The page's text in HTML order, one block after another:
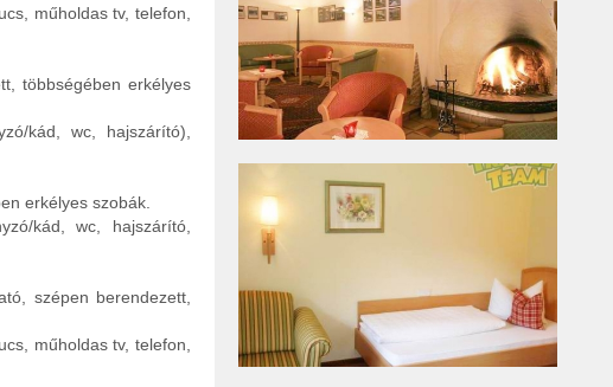
műholdas tv, telefon,
többségében erkélyes
kád, wc, hajszárító),
erkélyes szobák.
kád, wc, hajszárító,
szépen berendezett,
műholdas tv, telefon,